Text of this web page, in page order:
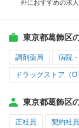
外におすすめの求
東京都葛飾区
調剤薬局 病院
ドラッグストア（
東京都葛飾区
正社員 契約社